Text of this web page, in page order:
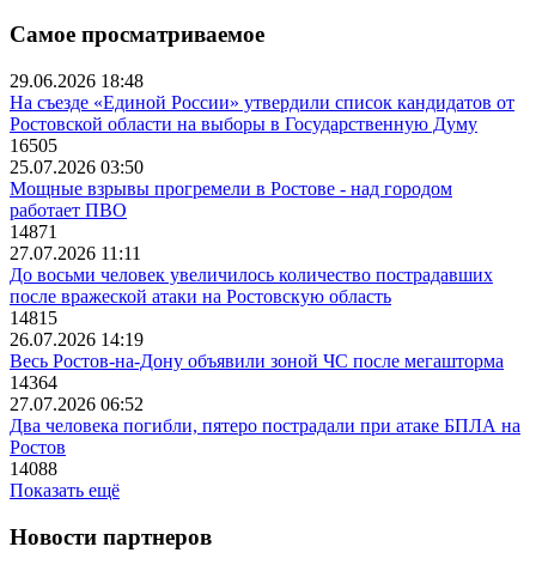
Самое просматриваемое
29.06.2026 18:48
На съезде «Единой России» утвердили список кандидатов от
Ростовской области на выборы в Государственную Думу
16505
25.07.2026 03:50
Мощные взрывы прогремели в Ростове - над городом
работает ПВО
14871
27.07.2026 11:11
До восьми человек увеличилось количество пострадавших
после вражеской атаки на Ростовскую область
14815
26.07.2026 14:19
Весь Ростов-на-Дону объявили зоной ЧС после мегашторма
14364
27.07.2026 06:52
Два человека погибли, пятеро пострадали при атаке БПЛА на
Ростов
14088
Показать ещё
Новости партнеров